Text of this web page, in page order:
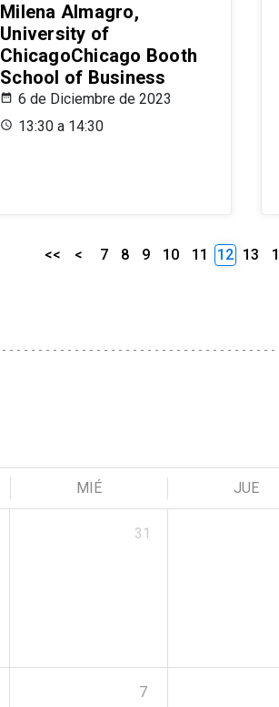
Milena Almagro,
University of
ChicagoChicago Booth
School of Business
6 de Diciembre de 2023
13:30 a 14:30
<< < 7 8 9 10 11 12 13
MIÉ JUE
31
7